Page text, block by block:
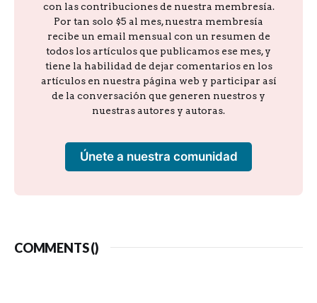
con las contribuciones de nuestra membresía.
Por tan solo $5 al mes, nuestra membresía
recibe un email mensual con un resumen de
todos los artículos que publicamos ese mes, y
tiene la habilidad de dejar comentarios en los
artículos en nuestra página web y participar así
de la conversación que generen nuestros y
nuestras autores y autoras.
Únete a nuestra comunidad
COMMENTS ()